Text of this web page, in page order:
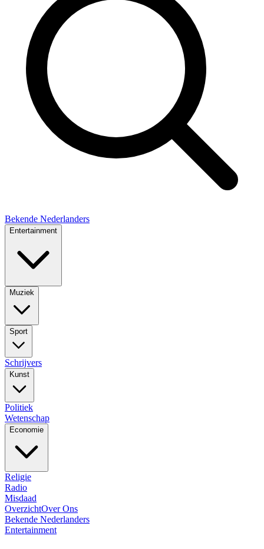
Bekende Nederlanders
Entertainment
Muziek
Sport
Schrijvers
Kunst
Politiek
Wetenschap
Economie
Religie
Radio
Misdaad
OverzichtOver Ons
Bekende Nederlanders
Entertainment